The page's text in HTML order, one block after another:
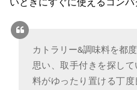
カトラリー&調味料を都
思い、取手付きを探し
料がゆったり置ける丁